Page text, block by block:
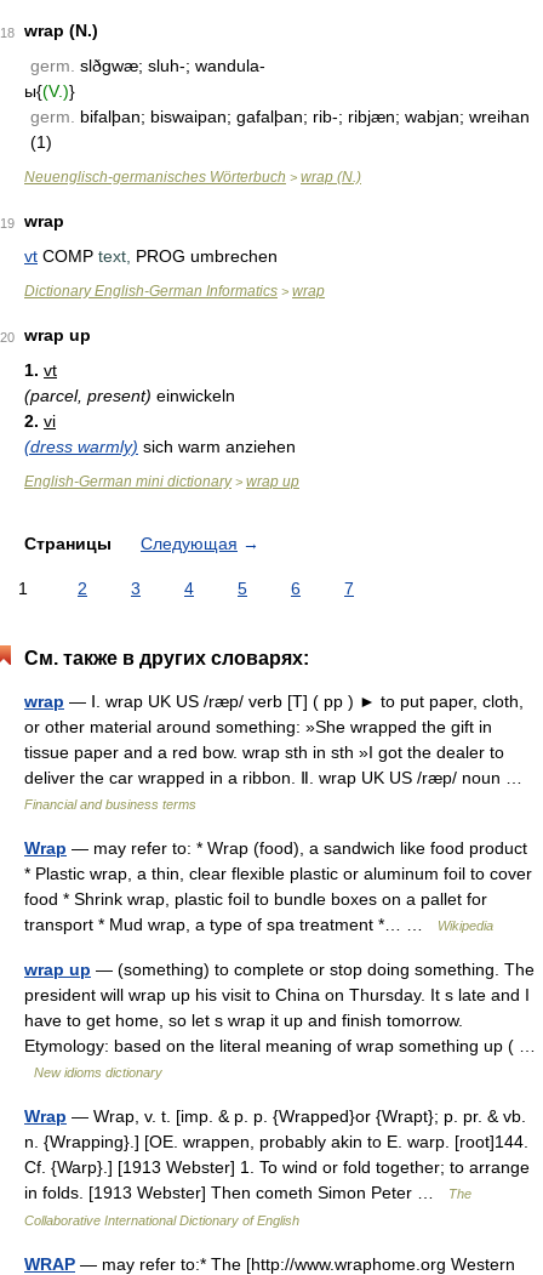
18
wrap (N.)
germ. slðgwæ; sluh-; wandula-
ы{(V.)}
germ.
bifalþan; biswaipan; gafalþan; rib-; ribjæn; wabjan; wreihan
(1)
Neuenglisch-germanisches Wörterbuch > wrap (N.)
19
wrap
vt COMP text, PROG umbrechen
Dictionary English-German Informatics > wrap
20
wrap up
1. vt
(parcel, present) einwickeln
2. vi
(dress warmly) sich warm anziehen
English-German mini dictionary> wrap up
Страницы Следующая →
1 2 3 4 5 6 7
См. также в других словарях:
wrap — Ⅰ. wrap UK US /ræp/ verb [T] ( pp ) ► to put paper, cloth,
or other material around something: »She wrapped the gift in
tissue paper and a red bow. wrap sth in sth »I got the dealer to
deliver the car wrapped in a ribbon. Ⅱ. wrap UK US /ræp/ noun …
Financial and business terms
Wrap — may refer to: * Wrap (food), a sandwich like food product
* Plastic wrap, a thin, clear flexible plastic or aluminum foil to cover
food * Shrink wrap, plastic foil to bundle boxes on a pallet for
transport * Mud wrap, a type of spa treatment *… …
Wikipedia
wrap up — (something) to complete or stop doing something. The
president will wrap up his visit to China on Thursday. It s late and I
have to get home, so let s wrap it up and finish tomorrow.
Etymology: based on the literal meaning of wrap something up ( …
New idioms dictionary
Wrap — Wrap, v. t. [imp. & p. p. {Wrapped}or {Wrapt}; p. pr. & vb.
n. {Wrapping}.] [OE. wrappen, probably akin to E. warp. [root]144.
Cf. {Warp}.] [1913 Webster] 1. To wind or fold together; to arrange
in folds. [1913 Webster] Then cometh Simon Peter …
The
Collaborative International Dictionary of English
WRAP — may refer to:* The [http://www.wraphome.org Western